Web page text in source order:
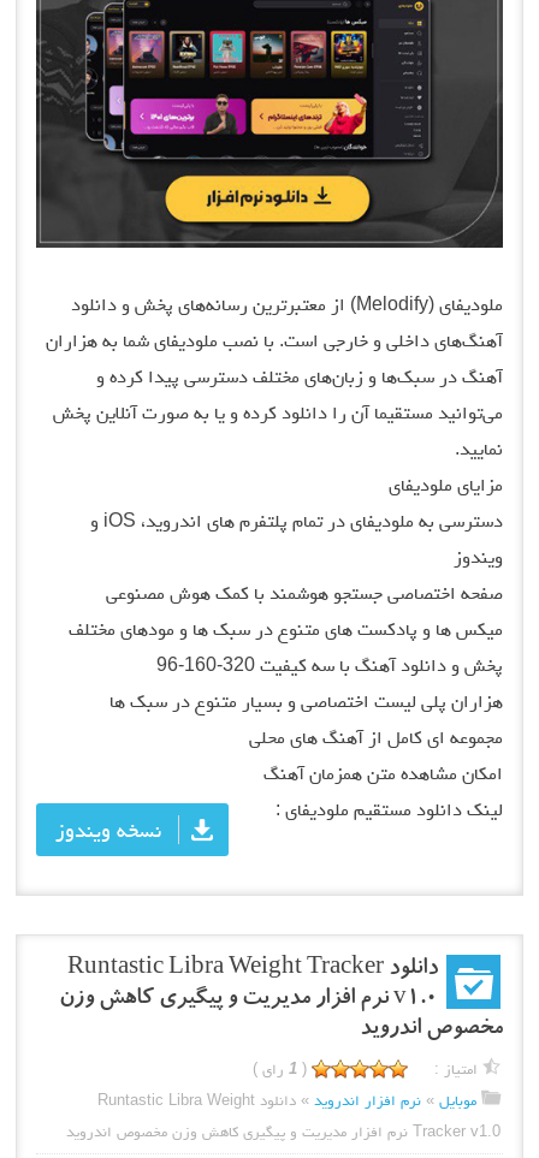
ملودیفای (Melodify) از معتبرترین رسانه‌های پخش و دانلود
آهنگ‌های داخلی و خارجی است. با نصب ملودیفای شما به هزاران
آهنگ در سبک‌ها و زبان‌های مختلف دسترسی پیدا کرده و
می‌توانید مستقیما آن را دانلود کرده و یا به صورت آنلاین پخش
نمایید.
مزایای ملودیفای
دسترسی به ملودیفای در تمام پلتفرم های اندروید، iOS و
ویندوز
صفحه اختصاصی جستجو هوشمند با کمک هوش مصنوعی
میکس ها و پادکست های متنوع در سبک ها و مودهای مختلف
پخش و دانلود آهنگ با سه کیفیت 320-160-96
هزاران پلی لیست اختصاصی و بسیار متنوع در سبک ها
مجموعه ای کامل از آهنگ های محلی
امکان مشاهده متن همزمان آهنگ
لینک دانلود مستقیم ملودیفای :
نسخه ویندوز
دانلود Runtastic Libra Weight Tracker
v1.0 نرم افزار مدیریت و پیگیری کاهش وزن
مخصوص اندروید
امتیاز : (
1 رای )
موبایل »نرم افزار اندروید »
دانلود Runtastic Libra Weight
Tracker v1.0 نرم افزار مدیریت و پیگیری کاهش وزن مخصوص اندروید